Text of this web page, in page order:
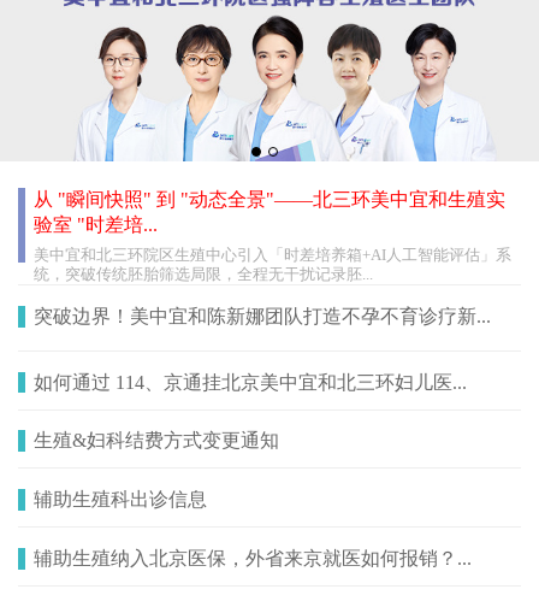
从 "瞬间快照" 到 "动态全景"——北三环美中宜和生殖实
验室 "时差培...
美中宜和北三环院区生殖中心引入「时差培养箱+AI人工智能评估」系
统，突破传统胚胎筛选局限，全程无干扰记录胚...
突破边界！美中宜和陈新娜团队打造不孕不育诊疗新...
如何通过 114、京通挂北京美中宜和北三环妇儿医...
生殖&妇科结费方式变更通知
辅助生殖科出诊信息
辅助生殖纳入北京医保，外省来京就医如何报销？...